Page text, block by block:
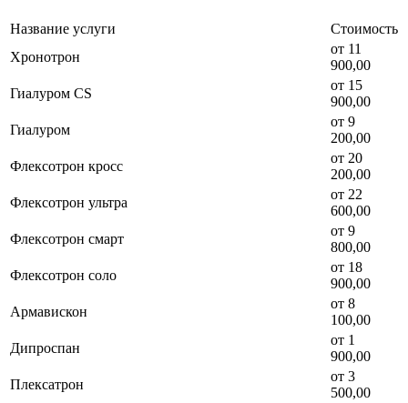
Название услуги
Стоимость
Хронотрон
от 11
900,00
Гиалуром CS
от 15
900,00
Гиалуром
от 9
200,00
Флексотрон кросс
от 20
200,00
Флексотрон ультра
от 22
600,00
Флексотрон смарт
от 9
800,00
Флексотрон соло
от 18
900,00
Армавискон
от 8
100,00
Дипроспан
от 1
900,00
Плексатрон
от 3
500,00